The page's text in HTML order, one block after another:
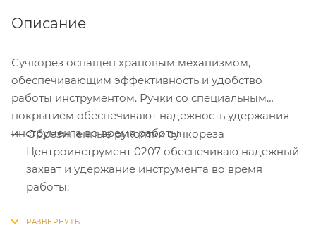
Описание
Сучкорез оснащен храповым механизмом,
обеспечивающим эффективность и удобство
работы инструментом. Ручки со специальным
покрытием обеспечивают надежность удержания
инструмента во время работы.
Обрезиненные рукоятки сучкореза
Центроинструмент 0207 обеспечиваю надежный
захват и удержание инструмента во время
работы;
труднодоступных местах;